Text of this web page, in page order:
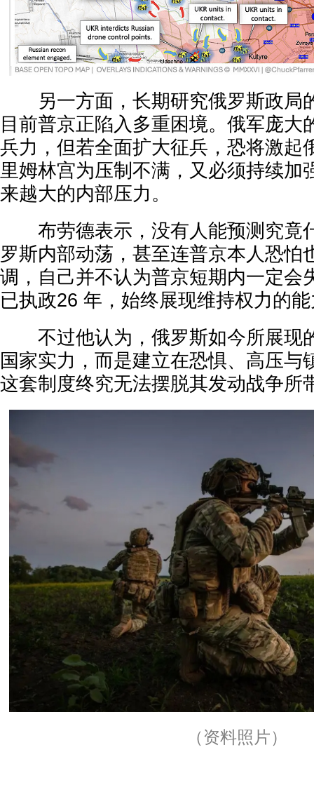
另一方面，长期研究俄罗斯政局
目前普京正陷入多重困境。俄军庞大
兵力，但若全面扩大征兵，恐将激起
里姆林宫为压制不满，又必须持续加
来越大的内部压力。
布劳德表示，没有人能预测究竟
罗斯内部动荡，甚至连普京本人恐怕
调，自己并不认为普京短期内一定会
已执政26 年，始终展现维持权力的
不过他认为，俄罗斯如今所展现
国家实力，而是建立在恐惧、高压与
这套制度终究无法摆脱其发动战争所
（资料照片）